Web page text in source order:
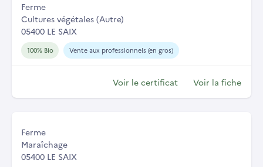
Ferme
Cultures végétales (Autre)
05400 LE SAIX
100% Bio Vente aux professionnels (en gros)
Voir le certificat Voir la fiche
Ferme
Maraîchage
05400 LE SAIX